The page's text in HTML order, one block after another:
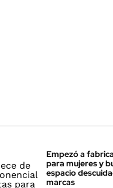
Empezó a
para mujeres y
espacio
marcas